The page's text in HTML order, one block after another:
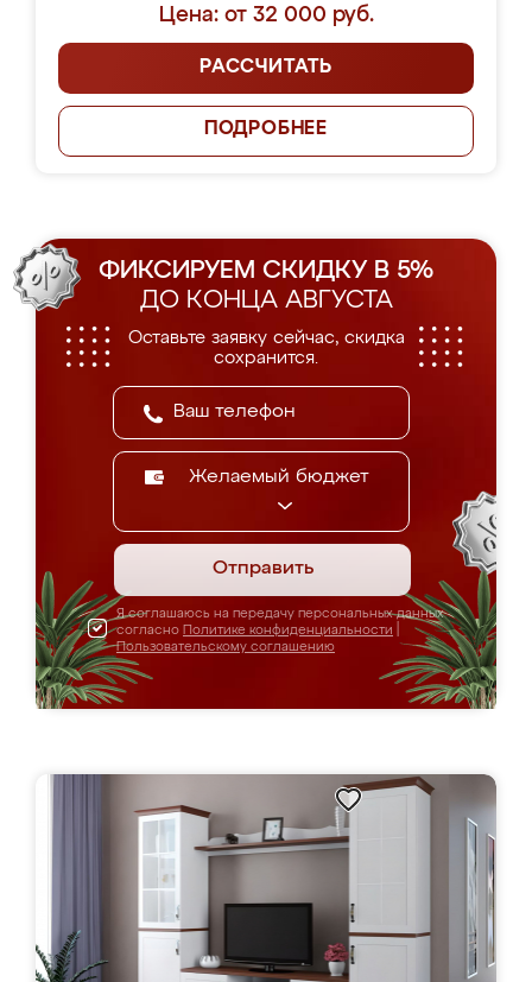
Цена: от 32 000 руб.
РАССЧИТАТЬ
ПОДРОБНЕЕ
ФИКСИРУЕМ СКИДКУ В 5%
ДО КОНЦА АВГУСТА
Оставьте заявку сейчас, скидка
сохранится.
Желаемый бюджет
Отправить
Я соглашаюсь на передачу персональных данных
согласно Политике конфиденциальности
Пользовательскому соглашению